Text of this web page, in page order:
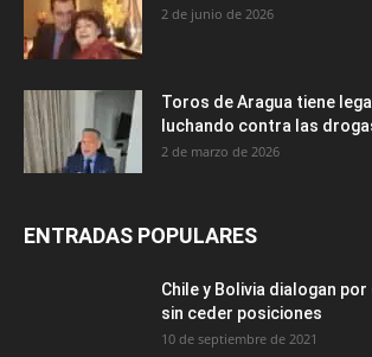
2 de junio de 2026
Toros de Aragua tiene
luchando contra las
2 de marzo de 2026
ENTRADAS POPULARES
Chile y Bolivia dialogan
sin ceder posiciones
10 de septiembre de 2021